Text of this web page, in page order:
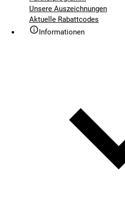
Unsere Auszeichnungen
Aktuelle Rabattcodes
Informationen